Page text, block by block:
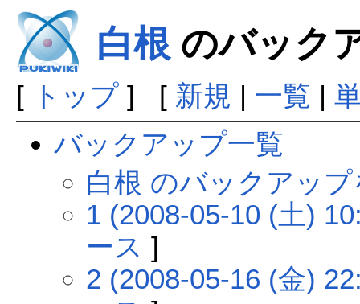
白根 のバック
[ トップ] [ 新規 | 一覧 |
バックアップ一覧
白根 のバックアップ
1 (2008-05-10 (土)
ース ]
2 (2008-05-16 (金)